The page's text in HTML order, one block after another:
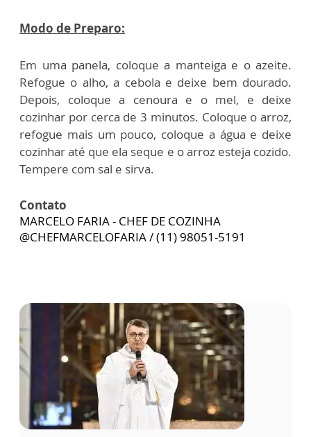
Modo de Preparo:
Em uma panela, coloque a manteiga e o azeite.
Refogue o alho, a cebola e deixe bem dourado.
Depois, coloque a cenoura e o mel, e deixe
cozinhar por cerca de 3 minutos. Coloque o arroz,
refogue mais um pouco, coloque a água e deixe
cozinhar até que ela seque e o arroz esteja cozido.
Tempere com sal e sirva.
Contato
MARCELO FARIA - CHEF DE COZINHA
@CHEFMARCELOFARIA / (11) 98051-5191